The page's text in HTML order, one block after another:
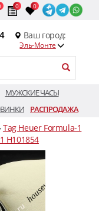
0 0
Ваш город:
Эль-Монте
МУЖСКИЕ ЧАСЫ
РАСПРОДАЖА
Tag Heuer Formula-1
H101854